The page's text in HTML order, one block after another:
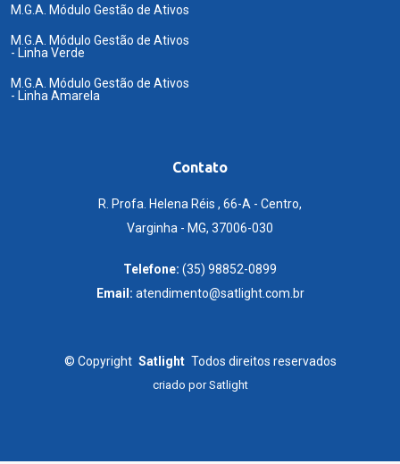
M.G.A. Módulo Gestão de Ativos
M.G.A. Módulo Gestão de Ativos
- Linha Verde
M.G.A. Módulo Gestão de Ativos
- Linha Amarela
Contato
R. Profa. Helena Réis , 66-A - Centro,
Varginha - MG, 37006-030
Telefone: (35) 98852-0899
Email: atendimento@satlight.com.br
© Copyright Satlight Todos direitos reservados
criado porSatlight